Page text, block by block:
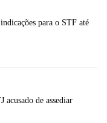
para o STF até
acusado de assediar